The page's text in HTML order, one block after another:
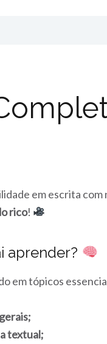
em escrita com
rico!
aprender?
em tópicos
textual;